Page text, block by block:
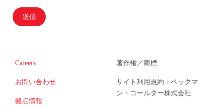
送信
Careers
お問い合わせ
拠点情報
著作権／商標
サイト利用規約：ベックマ
ン・コールター株式会社